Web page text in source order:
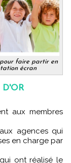
faire partir en
écran
D'OR
aux membres
agences qui
en charge par
ont réalisé le